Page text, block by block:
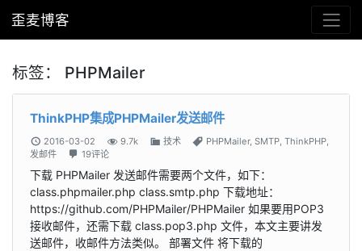
歪麦博客
标签： PHPMailer
ThinkPHP集成PHPMailer发送邮件
2016-03-02 9.7k 技术 PHPMailer, SMTP ThinkPHP
发邮件
19评论
下载 PHPMailer 发送邮件需要两个文件，如下：
class.phpmailer.php class.smtp.php 下载地址：
https://github.com/PHPMailer/PHPMailer 如果要用POP3
接收邮件，还需下载 class.pop3.php 文件，本文主要讲发
送邮件，收邮件方法类似。 部署文件 将下载的